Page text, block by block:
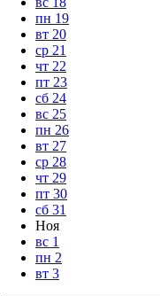
пн 19
вт 20
ср 21
чт 22
пт 23
сб 24
вс 25
пн 26
вт 27
ср 28
чт 29
пт 30
сб 31
Ноя
вс 1
пн 2
вт 3